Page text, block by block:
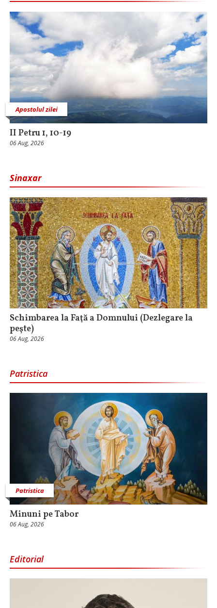
Apostolul zilei
II Petru 1, 10-19
06 Aug, 2026
Sinaxar
Schimbarea la Faţă a Domnului (Dezlegare la
peşte)
06 Aug, 2026
Patristica
Patristica
Minuni pe Tabor
06 Aug, 2026
Editorial